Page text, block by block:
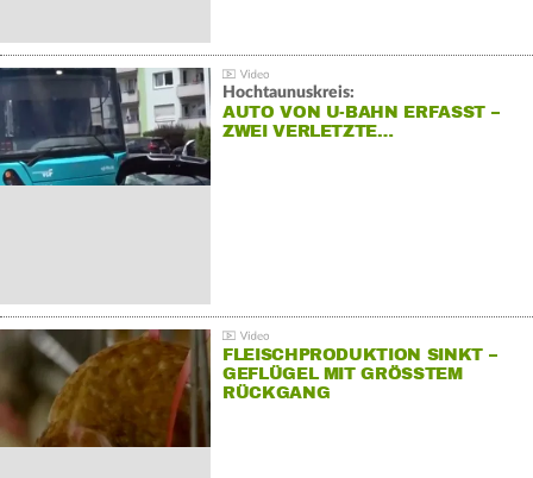
Hochtaunuskreis:
AUTO VON U-BAHN ERFASST –
ZWEI VERLETZTE…
FLEISCHPRODUKTION SINKT –
GEFLÜGEL MIT GRÖSSTEM R
ÜCKGANG